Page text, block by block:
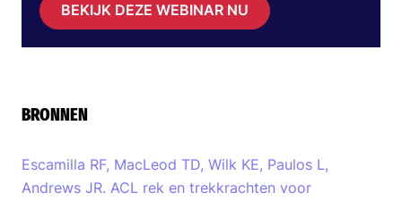
BEKIJK DEZE WEBINAR NU
BRONNEN
Escamilla RF, MacLeod TD, Wilk KE, Paulos L,
Andrews JR. ACL rek en trekkrachten voor